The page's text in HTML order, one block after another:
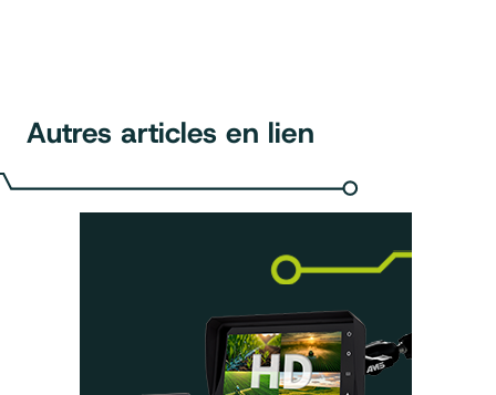
Autres articles en lien